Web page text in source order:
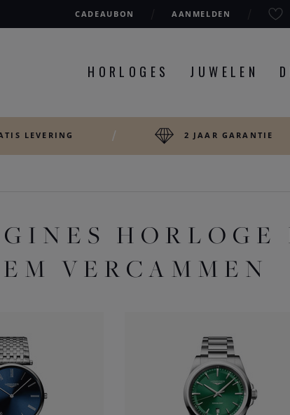
CADEAUBON AANMELDEN
HORLOGES JUWELEN
LEVERING 2 JAAR GARANTIE
HORLOGE
VERCAMMEN